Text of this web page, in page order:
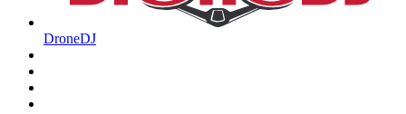
DroneDJ